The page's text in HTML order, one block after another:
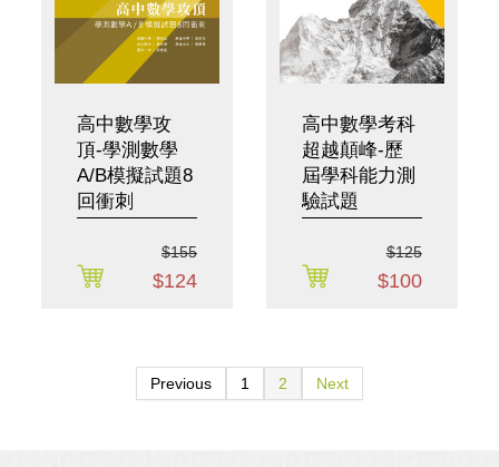
高中數學攻
頂-學測數學
A/B模擬試題8
回衝刺
$155
$124
高中數學考科
超越顛峰-歷
屆學科能力測
驗試題
$125
$100
Previous 1 2 Next